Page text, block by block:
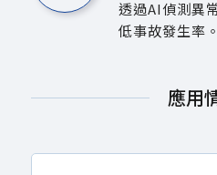
透過AI偵測異
低事故發生率。
應用